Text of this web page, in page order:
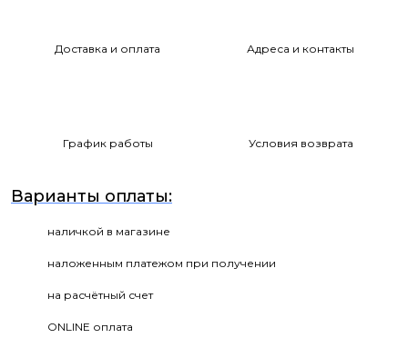
Доставка и оплата Адреса и контакты
График работы Условия возврата
Варианты оплаты:
наличкой в магазине
наложенным платежом при получении
на расчётный счет
ONLINE оплата